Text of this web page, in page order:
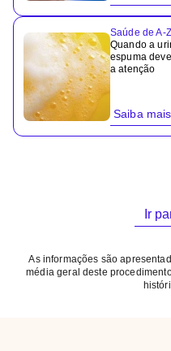
Saúde de A-Z
Quando a
espuma
a atenção
Saiba mais
Ir
As informações são
média geral deste